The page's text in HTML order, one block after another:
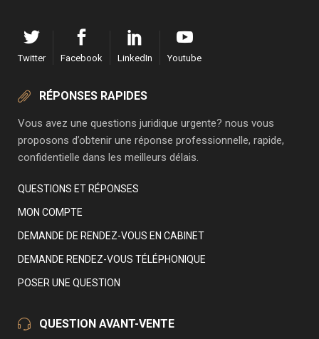
Twitter Facebook LinkedIn Youtube
RÉPONSES RAPIDES
Vous avez une questions juridique urgente? nous vous
proposons d’obtenir une réponse professionnelle, rapide,
confidentielle dans les meilleurs délais.
QUESTIONS ET RÉPONSES
MON COMPTE
DEMANDE DE RENDEZ-VOUS EN CABINET
DEMANDE RENDEZ-VOUS TÉLÉPHONIQUE
POSER UNE QUESTION
QUESTION AVANT-VENTE